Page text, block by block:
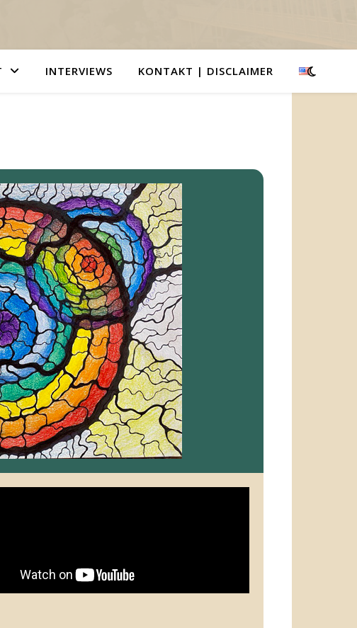
INTERVIEWS KONTAKT | DISCLAIMER